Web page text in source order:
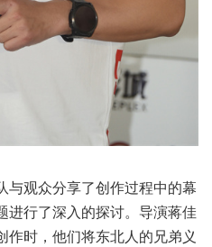
与观众分享了创作过程中的幕
进行了深入的探讨。导演蒋佳
作时，他们将东北人的兄弟义